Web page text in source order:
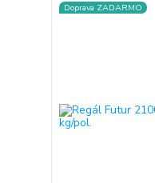
Doprava ZADARMO